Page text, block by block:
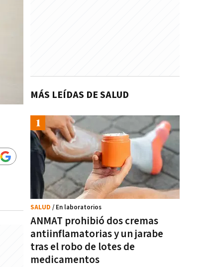
MÁS LEÍDAS DE SALUD
ANMAT prohibió dos cremas
antiinflamatorias y un jarabe
tras el robo de lotes de
medicamentos
SALUD / En laboratorios